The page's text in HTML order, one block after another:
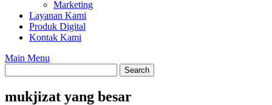
Marketing
Layanan Kami
Produk Digital
Kontak Kami
Main Menu
mukjizat yang besar